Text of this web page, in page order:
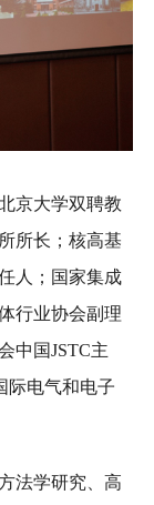
京大学双聘教
所长；核高基
人；国家集成
行业协会副理
中国JSTC主
际电气和电子
法学研究、高